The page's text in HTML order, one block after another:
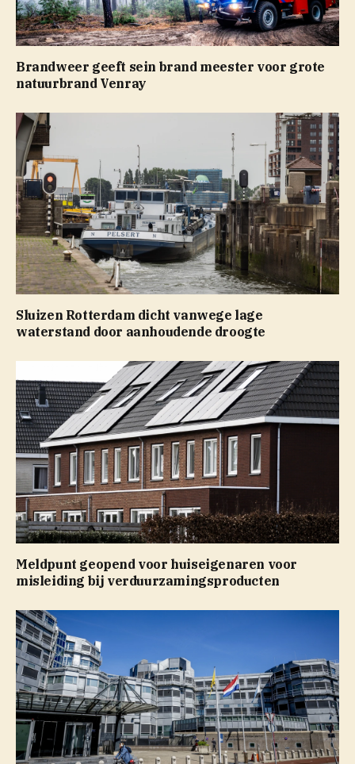
Brandweer geeft sein brand meester voor grote
natuurbrand Venray
Sluizen Rotterdam dicht vanwege lage
waterstand door aanhoudende droogte
Meldpunt geopend voor huiseigenaren voor
misleiding bij verduurzamingsproducten